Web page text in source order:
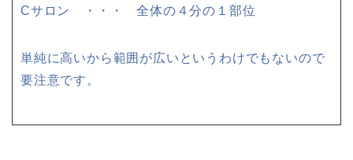
Cサロン ・・・ 全体の４分の１部位
単純に高いから範囲が広いというわけでもないので
要注意です。